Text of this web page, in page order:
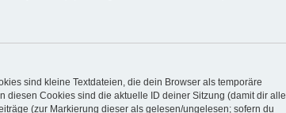
sind kleine Textdateien, die dein Browser als temporäre
Cookies sind die aktuelle ID deiner Sitzung (damit dir alle
(zur Markierung dieser als gelesen/ungelesen; sofern du